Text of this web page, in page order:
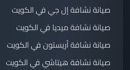
صيانة نشافة إل جي في الكويت
صيانة نشافة ميديا في الكويت
صيانة نشافة أريستون في الكويت
صيانة نشافة هيتاشي في الكويت